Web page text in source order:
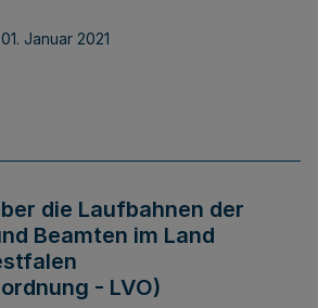
Januar 2021
die Laufbahnen der
Beamten im Land
- LVO)